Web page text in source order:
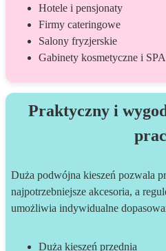
Hotele i pensjonaty
Firmy cateringowe
Salony fryzjerskie
Gabinety kosmetyczne i SPA
Praktyczny i
Duża podwójna kieszeń pozwala
najpotrzebniejsze akcesoria, a
umożliwia indywidualne
Duża kieszeń przednia